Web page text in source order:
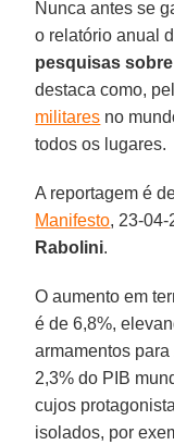
Nunca antes se
o relatório anual
pesquisas
destaca como,
militares no
todos os lugares.
A reportagem é
Manifesto, 23-04-
Rabolini.
O aumento em
é de 6,8%,
armamentos
2,3% do PIB
cujos
isolados, por